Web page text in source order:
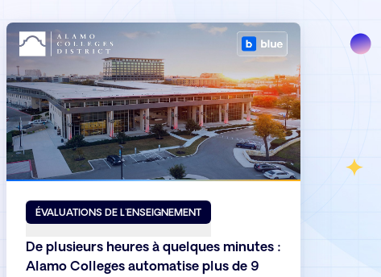
ÉVALUATIONS DE L'ENSEIGNEMENT
De plusieurs heures à quelques minutes :
Alamo Colleges automatise plus de 9